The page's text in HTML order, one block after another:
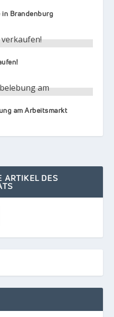
Brandenburg
am Arbeitsmarkt
ARTIKEL DES